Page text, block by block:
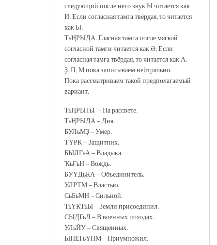
следующий после него звук Ы читается как
И. Если согласная тамга твёрдая, то читается
как Ы.
ТьҢРЫДА. Гласная тамга после мягкой
согласной тамги читается как Ә. Если
согласная тамга твёрдая, то читается как А.
Ҙ, П, М пока записываем нейтрально.
Пока рассматриваем такой предполагаемый
вариант.
ТьҢРЫТьГ – На рассвете.
ТьҢРЫДА – Дня.
БУЛьМҘ – Умер.
ТҮРК – Защитник.
БЫЛГьА – Владыка.
ҠьҒьН – Вождь.
БУҮДьКА – Объединитель.
УЛРТМ – Властью.
СьБьМН – Сильной.
ТьҮКТьЫ – Земли присоединил.
СЫДГьЛ – В военных походах.
УЛьЙУ – Священных.
ЫНЕГьҮНМ – Приумножил.